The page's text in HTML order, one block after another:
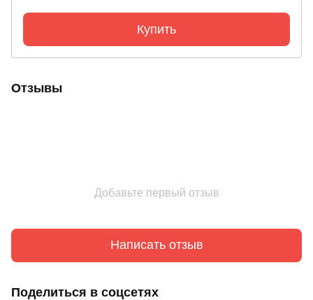
Купить
Отзывы
Добавьте первый отзыв
Написать отзыв
Поделиться в соцсетях